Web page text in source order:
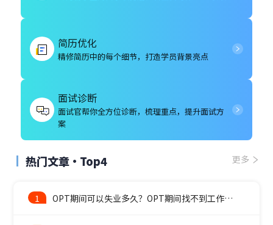
简历优化
精修简历中的每个细节，打造学员背景亮点
面试诊断
面试官帮你全方位诊断，梳理重点，提升面试方
案
热门文章·Top4 更多
1 OPT期间可以失业多久？OPT期间找不到工作怎么办？